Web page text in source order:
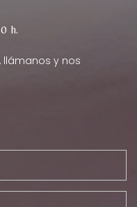
h.
llámanos y nos